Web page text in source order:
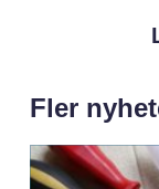
Fler